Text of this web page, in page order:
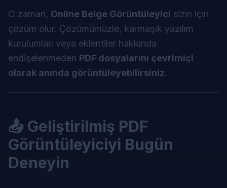
O zaman, Online Belge Görüntüleyici sizin için
çözüm olur. Çözümümüzle, karmaşık yazılım
kurulumları veya eklentiler hakkında
endişelenmeden PDF dosyalarını çevrimiçi
olarak anında görüntüleyebilirsiniz.
📤 Geliştirilmiş PDF
Görüntüleyiciyi Bugün
Deneyin